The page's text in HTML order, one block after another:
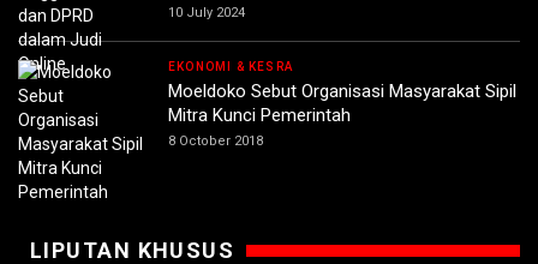
10 July 2024
EKONOMI & KESRA
Moeldoko Sebut Organisasi Masyarakat Sipil
Mitra Kunci Pemerintah
8 October 2018
LIPUTAN KHUSUS